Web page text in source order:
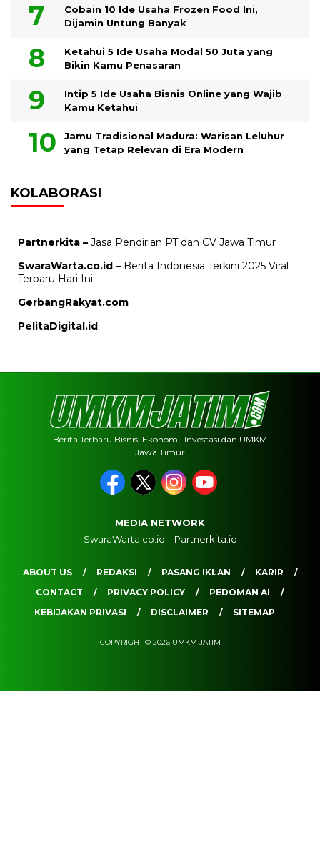
Cobain 10 Ide Usaha Frozen Food Ini,
Dijamin Untung Banyak
Ketahui 5 Ide Usaha Modal 50 Juta yang
Bikin Kamu Penasaran
Intip 5 Ide Usaha Bisnis Online yang Wajib
Kamu Ketahui
Jamu Tradisional Madura: Warisan Leluhur
yang Tetap Relevan di Era Modern
KOLABORASI
Partnerkita – Jasa Pendirian PT dan CV Jawa Timur
SwaraWarta.co.id – Berita Indonesia Terkini 2025 Viral
Terbaru Hari Ini
GerbangRakyat.com
PelitaDigital.id
Berita Terbaru Bisnis, Ekonomi, Investasi dan UMKM
Jawa Timur
MEDIA NETWORK
SwaraWarta.co.id
Partnerkita.id
ABOUT US REDAKSI PASANG IKLAN
KARIR
CONTACT
PRIVACY POLICY
PEDOMAN AI
KEBIJAKAN PRIVASI
DISCLAIMER SITEMAP
COPYRIGHT © 2026 UMKM JATIM